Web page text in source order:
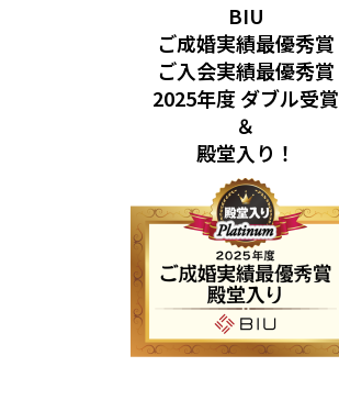
BIU
ご成婚実績最優秀賞
ご入会実績最優秀賞
2025年度 ダブル受賞
＆
殿堂入り！